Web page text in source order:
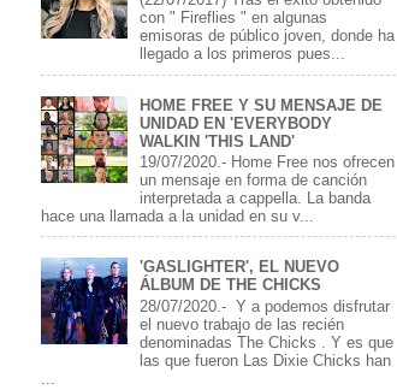
con " Fireflies " en algunas
emisoras de público joven, donde ha
llegado a los primeros pues...
HOME FREE Y SU MENSAJE DE
UNIDAD EN 'EVERYBODY
WALKIN 'THIS LAND'
19/07/2020.- Home Free nos ofrecen
un mensaje en forma de canción
interpretada a cappella. La banda
hace una llamada a la unidad en su v...
'GASLIGHTER', EL NUEVO
ÁLBUM DE THE CHICKS
28/07/2020.- Y a podemos disfrutar
el nuevo trabajo de las recién
denominadas The Chicks . Y es que
las que fueron Las Dixie Chicks han
...